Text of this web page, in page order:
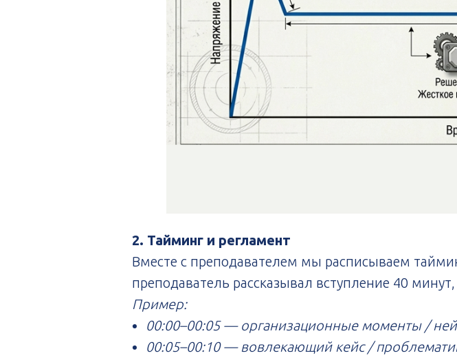
2. Тайминг и регламент
Вместе с преподавателем мы расписываем
преподаватель рассказывал вступление 40
Пример:
00:00–00:05 — организационные моменты /
00:05–00:10 — вовлекающий кейс /